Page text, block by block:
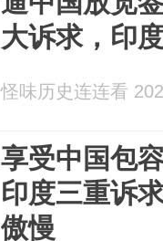
大诉求，印
怪味历史连连看
享受中国包
印度三重诉
傲慢